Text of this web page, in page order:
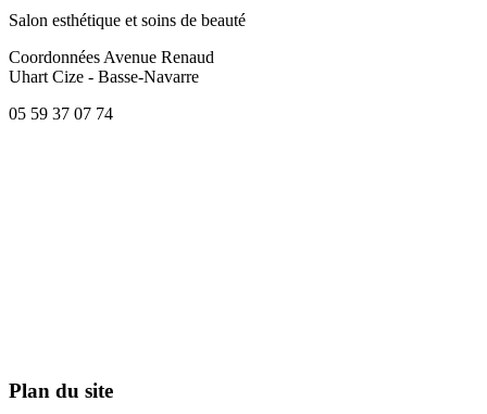
Salon esthétique et soins de beauté
Coordonnées Avenue Renaud
Uhart Cize - Basse-Navarre
05 59 37 07 74
Plan du site